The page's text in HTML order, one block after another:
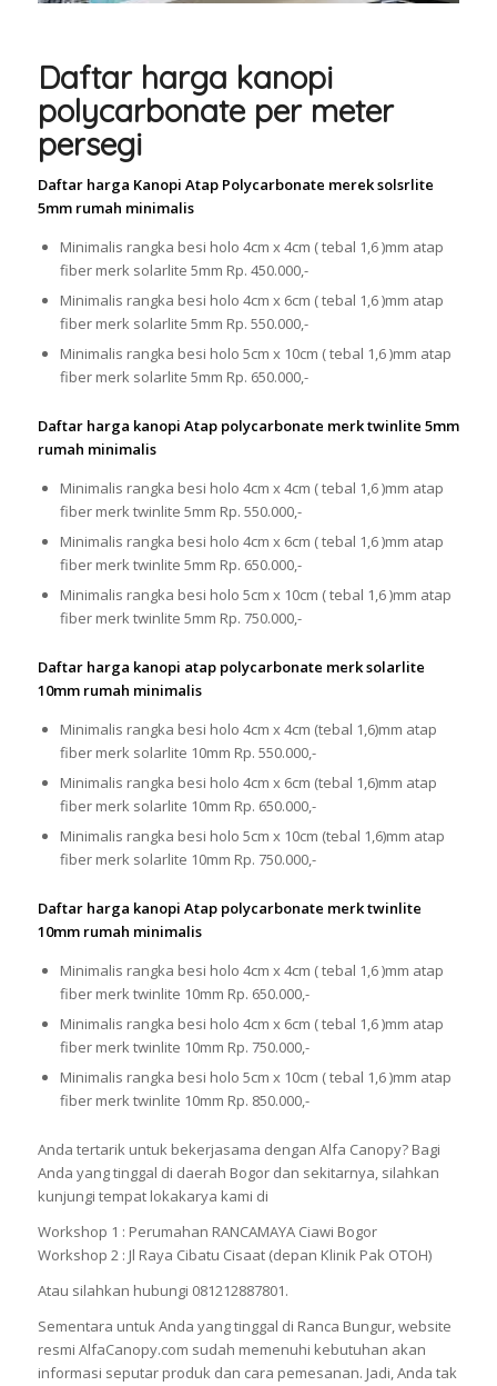
Daftar harga kanopi
polycarbonate per meter
persegi
Daftar harga Kanopi Atap Polycarbonate merek solsrlite
5mm rumah minimalis
Minimalis rangka besi holo 4cm x 4cm ( tebal 1,6 )mm atap
fiber merk solarlite 5mm Rp. 450.000,-
Minimalis rangka besi holo 4cm x 6cm ( tebal 1,6 )mm atap
fiber merk solarlite 5mm Rp. 550.000,-
Minimalis rangka besi holo 5cm x 10cm ( tebal 1,6 )mm atap
fiber merk solarlite 5mm Rp. 650.000,-
Daftar harga kanopi Atap polycarbonate merk twinlite 5mm
rumah minimalis
Minimalis rangka besi holo 4cm x 4cm ( tebal 1,6 )mm atap
fiber merk twinlite 5mm Rp. 550.000,-
Minimalis rangka besi holo 4cm x 6cm ( tebal 1,6 )mm atap
fiber merk twinlite 5mm Rp. 650.000,-
Minimalis rangka besi holo 5cm x 10cm ( tebal 1,6 )mm atap
fiber merk twinlite 5mm Rp. 750.000,-
Daftar harga kanopi atap polycarbonate merk solarlite
10mm rumah minimalis
Minimalis rangka besi holo 4cm x 4cm (tebal 1,6)mm atap
fiber merk solarlite 10mm Rp. 550.000,-
Minimalis rangka besi holo 4cm x 6cm (tebal 1,6)mm atap
fiber merk solarlite 10mm Rp. 650.000,-
Minimalis rangka besi holo 5cm x 10cm (tebal 1,6)mm atap
fiber merk solarlite 10mm Rp. 750.000,-
Daftar harga kanopi Atap polycarbonate merk twinlite
10mm rumah minimalis
Minimalis rangka besi holo 4cm x 4cm ( tebal 1,6 )mm atap
fiber merk twinlite 10mm Rp. 650.000,-
Minimalis rangka besi holo 4cm x 6cm ( tebal 1,6 )mm atap
fiber merk twinlite 10mm Rp. 750.000,-
Minimalis rangka besi holo 5cm x 10cm ( tebal 1,6 )mm atap
fiber merk twinlite 10mm Rp. 850.000,-
Anda tertarik untuk bekerjasama dengan Alfa Canopy? Bagi
Anda yang tinggal di daerah Bogor dan sekitarnya, silahkan
kunjungi tempat lokakarya kami di
Workshop 1 : Perumahan RANCAMAYA Ciawi Bogor
Workshop 2 : Jl Raya Cibatu Cisaat (depan Klinik Pak OTOH)
Atau silahkan hubungi 081212887801.
Sementara untuk Anda yang tinggal di Ranca Bungur, website
resmi AlfaCanopy.com sudah memenuhi kebutuhan akan
informasi seputar produk dan cara pemesanan. Jadi, Anda tak